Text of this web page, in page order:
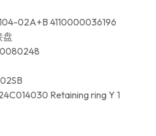
02A+B 4110000036196
盘
Retaining ring Y 1